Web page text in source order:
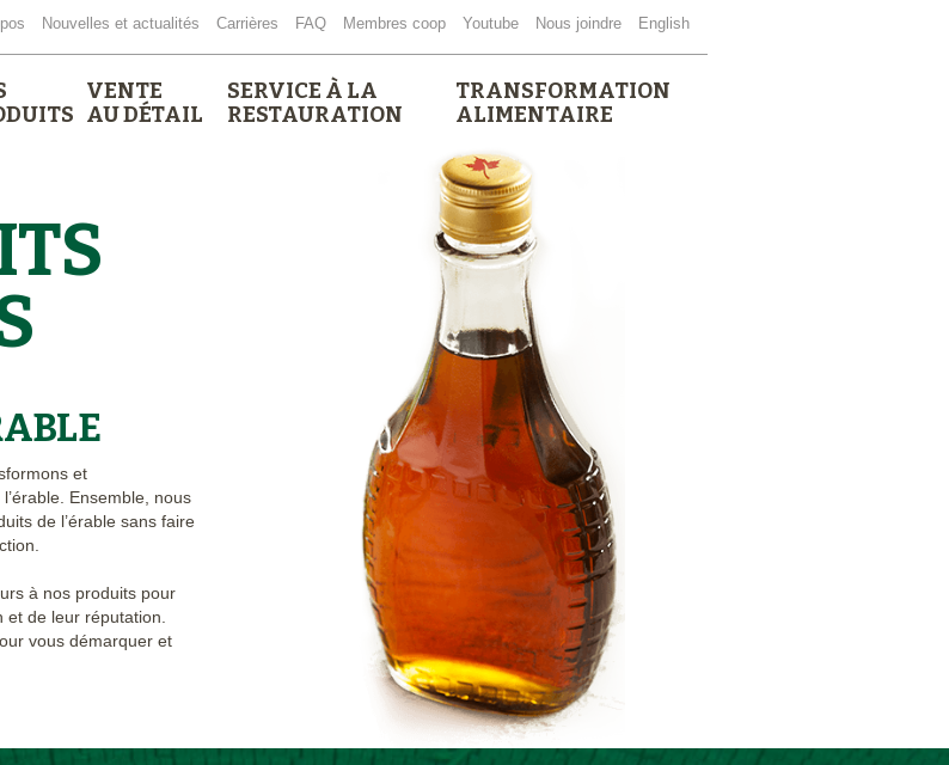
Nouvelles et actualités Carrières FAQ Membres coop Youtube Nous joindre English
VENTE
AU DÉTAIL
SERVICE À LA
RESTAURATION
TRANSFORMATION
ALIMENTAIRE
et
Ensemble, nous
de l’érable sans faire
à nos produits pour
de leur réputation.
vous démarquer et